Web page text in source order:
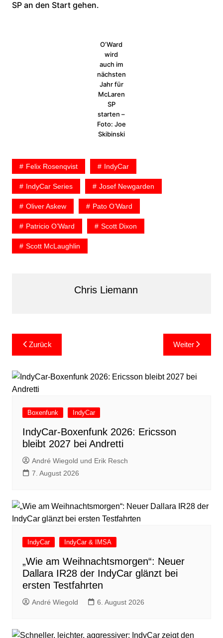
SP an den Start gehen.
O’Ward
wird
auch im
nächsten
Jahr für
McLaren
SP
starten –
Foto: Joe
Skibinski
Felix Rosenqvist IndyCar
IndyCar Series Josef Newgarden
Oliver Askew Pato O’Ward
Patricio O’Ward Scott Dixon
Scott McLaughlin
Chris Liemann
Beitragsnavigation
Zurück Weiter
Boxenfunk IndyCar
IndyCar-Boxenfunk 2026: Ericsson
bleibt 2027 bei Andretti
André Wiegold und Erik Resch
7. August 2026
IndyCar IndyCar & IMSA
„Wie am Weihnachtsmorgen“: Neuer
Dallara IR28 der IndyCar glänzt bei
ersten Testfahrten
André Wiegold 6. August 2026